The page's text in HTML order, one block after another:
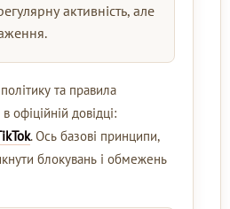
активність, але
та правила
офіційній довідці:
. Ось базові принципи,
блокувань і обмежень